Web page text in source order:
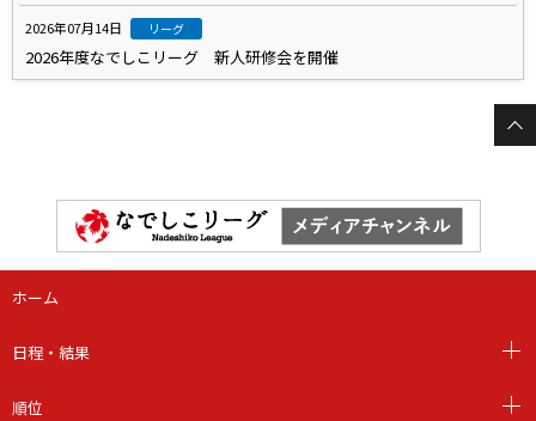
2026年07月14日 リーグ
2026年度なでしこリーグ 新人研修会を開催
ホーム
日程・結果
順位